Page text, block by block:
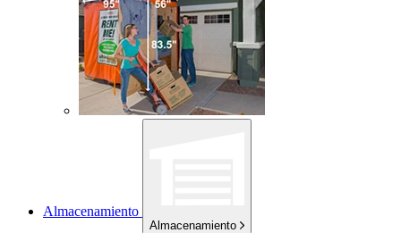
Almacenamiento
Almacenamiento